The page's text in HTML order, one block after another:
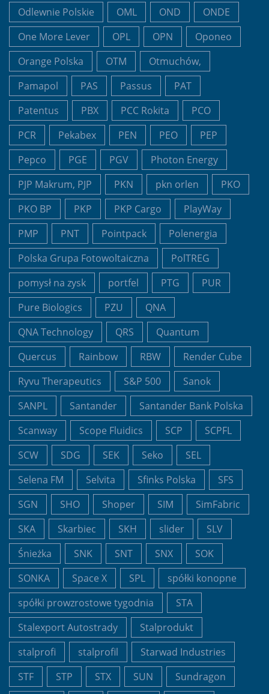
Odlewnie Polskie
OML OND
ONDE
One More Lever
OPL OPN
Oponeo
Orange Polska
OTM
Otmuchów,
Pamapol
PAS Passus
PAT
Patentus
PBX PCC Rokita
PCO
PCR
Pekabex PEN PEO
PEP
Pepco
PGE PGV
Photon Energy
PJP Makrum, PJP
PKN pkn orlen
PKO
PKO BP
PKP PKP Cargo
PlayWay
PMP
PNT Pointpack
Polenergia
Polska Grupa Fotowoltaiczna
PolTREG
pomysł na zysk
portfel PTG
PUR
Pure Biologics
PZU
QNA
QNA Technology
QRS
Quantum
Quercus
Rainbow RBW
Render Cube
Ryvu Therapeutics
S&P 500
Sanok
SANPL
Santander
Santander Bank Polska
Scanway
Scope Fluidics SCP
SCPFL
SCW
SDG SEK Seko
SEL
Selena FM
Selvita Sfinks Polska
SFS
SGN
SHO Shoper SIM
SimFabric
SKA
Skarbiec SKH slider
SLV
Śnieżka
SNK SNT SNX
SOK
SONKA
Space X SPL
spółki konopne
spółki prowzrostowe tygodnia
STA
Stalexport Autostrady
Stalprodukt
stalprofi
stalprofil
Starwad Industries
STF
STP STX SUN
Sundragon